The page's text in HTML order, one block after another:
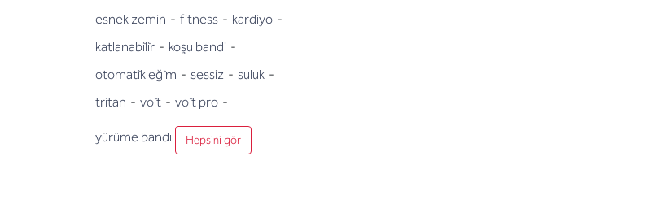
esnek zemin - fitness - kardiyo -
katlanabi̇li̇r - koşu bandi -
otomati̇k eği̇m - sessiz - suluk -
tritan - voi̇t - voi̇t pro -
yürüme bandı Hepsini gör